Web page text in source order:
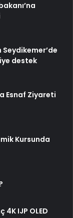
Seydikemer’de
destek
Esnaf Ziyareti
Kursunda
4K IJP OLED